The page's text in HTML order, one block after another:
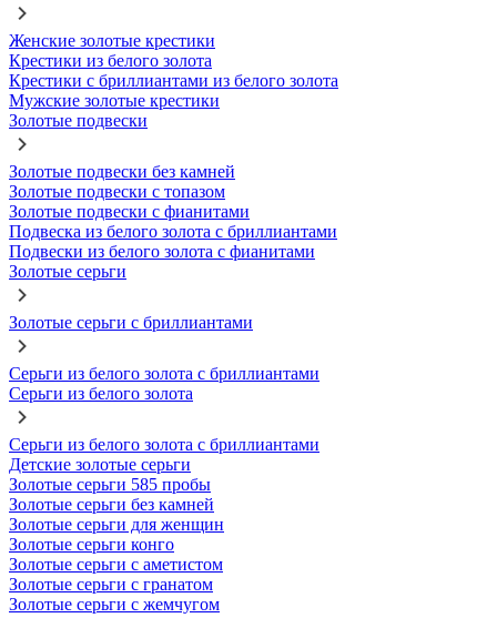
Женские золотые крестики
Крестики из белого золота
Крестики с бриллиантами из белого золота
Мужские золотые крестики
Золотые подвески
Золотые подвески без камней
Золотые подвески с топазом
Золотые подвески с фианитами
Подвеска из белого золота с бриллиантами
Подвески из белого золота с фианитами
Золотые серьги
Золотые серьги с бриллиантами
Серьги из белого золота с бриллиантами
Серьги из белого золота
Серьги из белого золота с бриллиантами
Детские золотые серьги
Золотые серьги 585 пробы
Золотые серьги без камней
Золотые серьги для женщин
Золотые серьги конго
Золотые серьги с аметистом
Золотые серьги с гранатом
Золотые серьги с жемчугом